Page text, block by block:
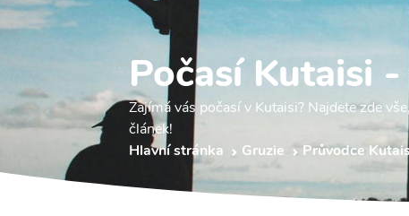
Počasí Kutaisi
Zajímá vás počasí v Kutaisi? Najdete zde
článek!
Hlavní stránka
Gruzie Průvodce